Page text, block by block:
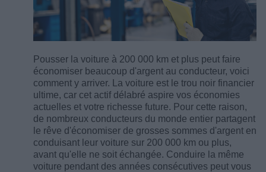
Pousser la voiture à 200 000 km et plus peut faire
économiser beaucoup d'argent au conducteur, voici
comment y arriver. La voiture est le trou noir financier
ultime, car cet actif délabré aspire vos économies
actuelles et votre richesse future. Pour cette raison,
de nombreux conducteurs du monde entier partagent
le rêve d'économiser de grosses sommes d'argent en
conduisant leur voiture sur 200 000 km ou plus,
avant qu'elle ne soit échangée. Conduire la même
voiture pendant des années consécutives peut vous